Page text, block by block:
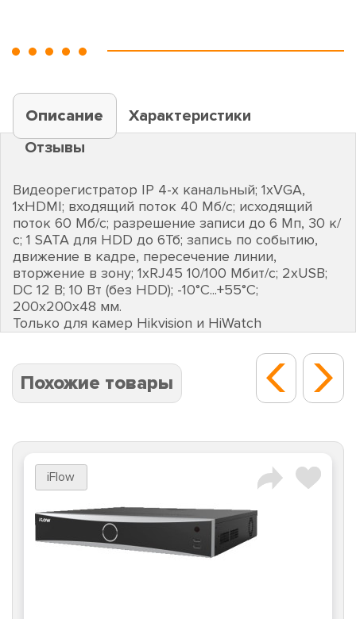
Описание
Характеристики
Отзывы
Видеорегистратор IP 4-х канальный; 1хVGA,
1хHDMI; входящий поток 40 Мб/с; исходящий
поток 60 Мб/с; разрешение записи до 6 Мп, 30 к/
с; 1 SATA для HDD до 6Тб; запись по событию,
движение в кадре, пересечение линии,
вторжение в зону; 1хRJ45 10/100 Мбит/с; 2хUSB;
DC 12 В; 10 Вт (без HDD); -10°C...+55°C;
200х200х48 мм.
Только для камер Hikvision и HiWatch
Похожие товары
iFlow